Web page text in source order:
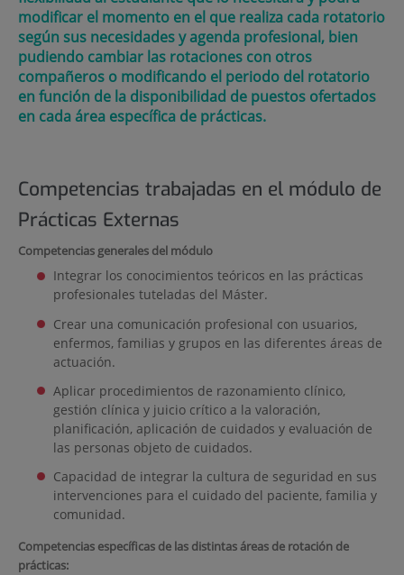
modificar el momento en el que realiza cada rotatorio
según sus necesidades y agenda profesional, bien
pudiendo cambiar las rotaciones con otros
compañeros o modificando el periodo del rotatorio
en función de la disponibilidad de puestos ofertados
en cada área específica de prácticas.
Competencias trabajadas en el módulo de
Prácticas Externas
Competencias generales del módulo
Integrar los conocimientos teóricos en las prácticas
profesionales tuteladas del Máster.
Crear una comunicación profesional con usuarios,
enfermos, familias y grupos en las diferentes áreas de
actuación.
Aplicar procedimientos de razonamiento clínico,
gestión clínica y juicio crítico a la valoración,
planificación, aplicación de cuidados y evaluación de
las personas objeto de cuidados.
Capacidad de integrar la cultura de seguridad en sus
intervenciones para el cuidado del paciente, familia y
comunidad.
Competencias específicas de las distintas áreas de rotación de
prácticas: